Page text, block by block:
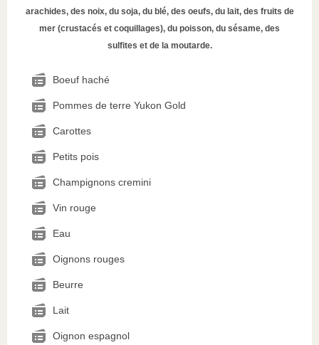
arachides, des noix, du soja, du blé, des oeufs, du lait, des fruits de
mer (crustacés et coquillages), du poisson, du sésame, des
sulfites et de la moutarde.
Boeuf haché
Pommes de terre Yukon Gold
Carottes
Petits pois
Champignons cremini
Vin rouge
Eau
Oignons rouges
Beurre
Lait
Oignon espagnol